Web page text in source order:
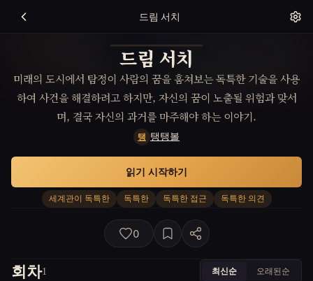
드림 서치
드림 서치
미래의 도시에서 탐정이 사람의 꿈을 훔쳐보는 독특한 기술을 사용
하여 사건을 해결하려고 하지만, 자신의 꿈이 노출될 위험과 맞서
며, 결국 자신의 과거를 마주해야 하는 이야기.
탱 탱탱볼
세계관이 독특한 독특한 독특한 접근 독특한 의견
읽기 시작하기
0
회차1 최신순 오래된순